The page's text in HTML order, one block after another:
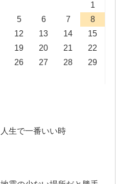
1
5 6 7
8
12 13 14
15
19 20 21
22
26 27 28
29
人生で一番いい時